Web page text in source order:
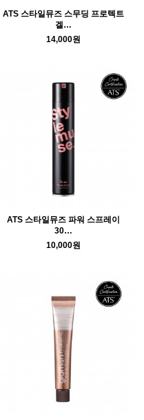
ATS 스타일뮤즈 스무딩 프로텍트
겔…
14,000원
ATS 스타일뮤즈 파워 스프레이
30…
10,000원